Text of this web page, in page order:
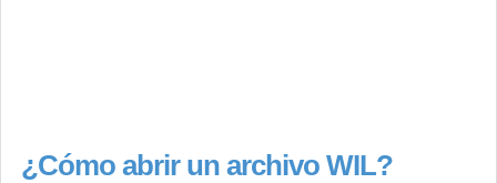
¿Cómo abrir un archivo WIL?